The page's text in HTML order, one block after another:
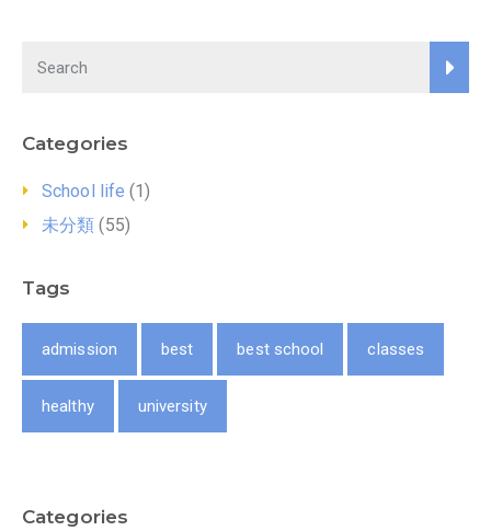
Categories
School life (1)
未分類 (55)
Tags
admission best best school classes
healthy university
Categories